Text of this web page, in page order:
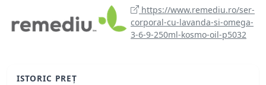
https://www.remediu.ro/ser-
corporal-cu-lavanda-si-omega-
3-6-9-250ml-kosmo-oil-p5032
ISTORIC PREȚ